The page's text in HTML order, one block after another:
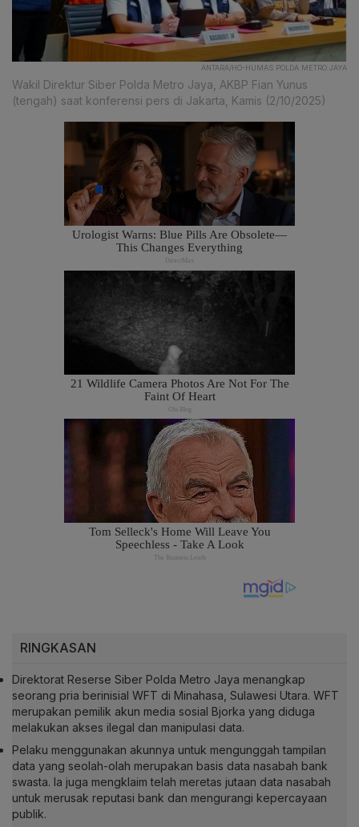
ANTARA/HO-HUMAS POLDA METRO JAYA
Wakil Direktur Siber Polda Metro Jaya, AKBP Fian Yunus
(tengah) saat konferensi pers di Jakarta, Kamis (2/10/2025)
RINGKASAN
Direktorat Reserse Siber Polda Metro Jaya menangkap
seorang pria berinisial WFT di Minahasa, Sulawesi Utara. WFT
merupakan pemilik akun media sosial Bjorka yang diduga
melakukan akses ilegal dan manipulasi data.
Pelaku menggunakan akunnya untuk mengunggah tampilan
data yang seolah-olah merupakan basis data nasabah bank
swasta. Ia juga mengklaim telah meretas jutaan data nasabah
untuk merusak reputasi bank dan mengurangi kepercayaan
publik.